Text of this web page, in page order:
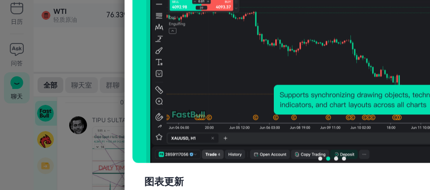
日历
问答
聊天
WTI
轻质原油
76.339 -1.000 -1.29%
图表更新